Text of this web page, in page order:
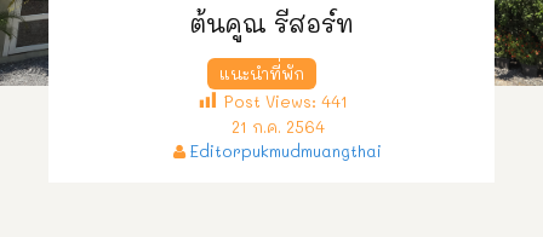
ต้นคูณ รีสอร์ท
แนะนำที่พัก
Post Views: 441
21 ก.ค. 2564
Editorpukmudmuangthai